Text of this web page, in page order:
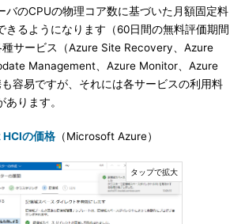
バのCPUの物理コア数に基づいた月額固定料
きるようになります（60日間の無料評価期間
サービス（Azure Site Recovery、Azure
Management、Azure Monitor、Azure
容易ですが、それには各サービスの利用料
ります。
の価格 （Microsoft Azure）